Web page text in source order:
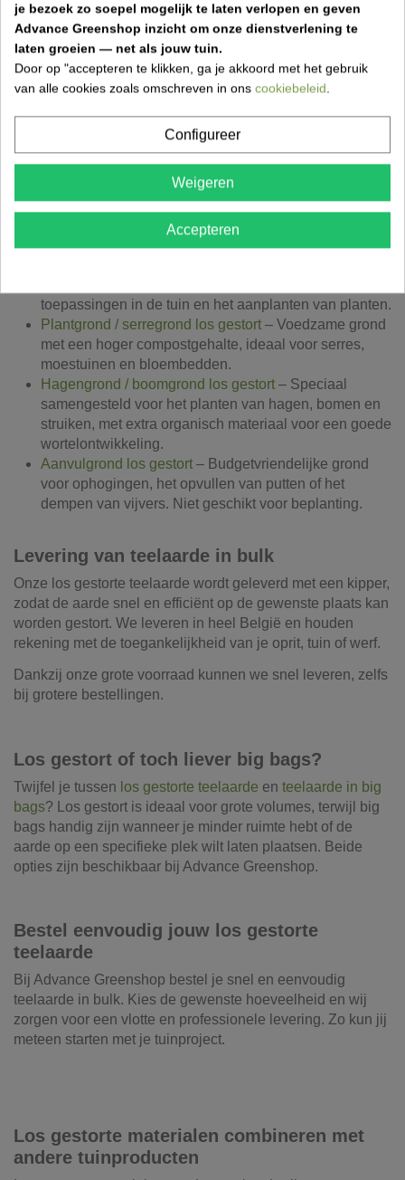
Welke soorten teelaarde kun je los gestort
bestellen?
Bij Advance Greenshop kun je verschillende grondsoorten
los gestort laten leveren
. Dit is vooral interessant voor
nodig hebt.
Teelaarde los gestort– Zuivere teelaarde zonder
toevoeging van organische bodemverbeteraars. Ideaal
als basisgrond voor het ophogen of egaliseren van de
tuin.
toepassingen in de tuin en het aanplanten van planten.
Plantgrond / serregrond los gestort – Voedzame grond
met een hoger compostgehalte, ideaal voor serres,
moestuinen en bloembedden.
Hagengrond / boomgrond los gestort – Speciaal
samengesteld voor het planten van hagen, bomen en
struiken, met extra organisch materiaal voor een goede
wortelontwikkeling.
Aanvulgrond los gestort – Budgetvriendelijke grond
voor ophogingen, het opvullen van putten of het
dempen van vijvers. Niet geschikt voor beplanting.
Levering van teelaarde in bulk
Onze los gestorte teelaarde wordt geleverd met een kipper,
zodat de aarde snel en efficiënt op de gewenste plaats kan
worden gestort. We leveren in heel België en houden
rekening met de toegankelijkheid van je oprit, tuin of werf.
Dankzij onze grote voorraad kunnen we snel leveren, zelfs
bij grotere bestellingen.
Los gestort of toch liever big bags?
Twijfel je tussen los gestorte teelaarde en teelaarde in big
bags? Los gestort is ideaal voor grote volumes, terwijl big
bags handig zijn wanneer je minder ruimte hebt of de
aarde op een specifieke plek wilt laten plaatsen. Beide
opties zijn beschikbaar bij Advance Greenshop.
Bestel eenvoudig jouw los gestorte
teelaarde
Bij Advance Greenshop bestel je snel en eenvoudig
teelaarde in bulk. Kies de gewenste hoeveelheid en wij
zorgen voor een vlotte en professionele levering. Zo kun jij
meteen starten met je tuinproject.
Los gestorte materialen combineren met
andere tuinproducten
je bezoek zo soepel mogelijk te laten verlopen en geven
Advance Greenshop inzicht om onze dienstverlening te
laten groeien — net als jouw tuin.
Door op "accepteren te klikken, ga je akkoord met het gebruik
van alle cookies zoals omschreven in ons cookiebeleid.
Configureer
Weigeren
Accepteren